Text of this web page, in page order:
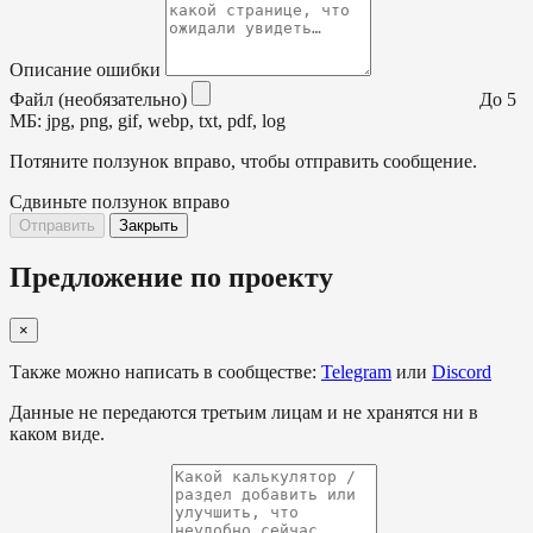
Описание ошибки
Файл (необязательно)
До 5
МБ: jpg, png, gif, webp, txt, pdf, log
Потяните ползунок вправо, чтобы отправить сообщение.
Сдвиньте ползунок вправо
Отправить Закрыть
Предложение по проекту
×
Также можно написать в сообществе: Telegram или Discord
Данные не передаются третьим лицам и не хранятся ни в
каком виде.